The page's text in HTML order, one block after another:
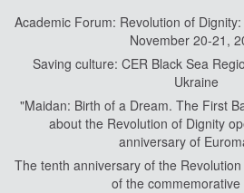
Academic Forum: Revolution of
November 20-21,
Saving culture: CER Black Sea
Ukraine
"Maidan: Birth of a Dream. The First
about the Revolution of Dignity
anniversary of
The tenth anniversary of the
of the commemorative